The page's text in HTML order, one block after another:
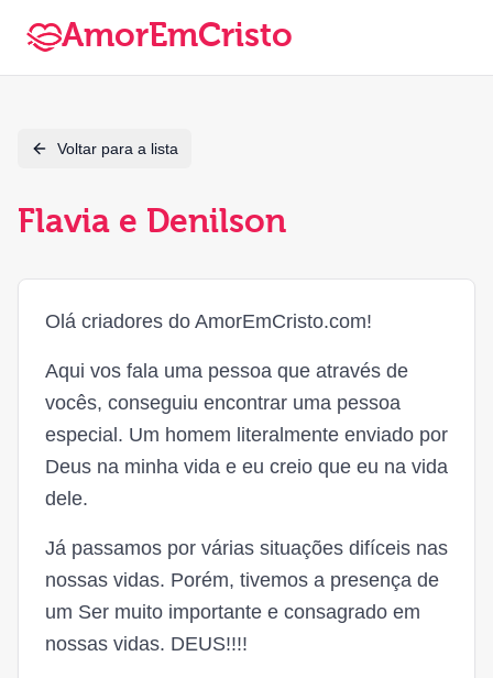
AmorEmCristo
Voltar para a lista
Flavia e Denilson
Olá criadores do AmorEmCristo.com!
Aqui vos fala uma pessoa que através de
vocês, conseguiu encontrar uma pessoa
especial. Um homem literalmente enviado por
Deus na minha vida e eu creio que eu na vida
dele.
Já passamos por várias situações difíceis nas
nossas vidas. Porém, tivemos a presença de
um Ser muito importante e consagrado em
nossas vidas. DEUS!!!!